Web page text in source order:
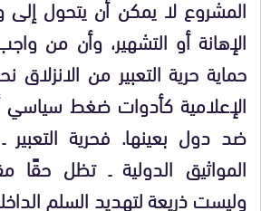
المشروع لا يمكن أن يتحول إلى
الإهانة أو التشهير، وأن من
حماية حرية التعبير من الانزلاق
الإعلامية كأدوات ضغط
ضد دول بعينها. فحرية
المواثيق الدولية ـ تظل حقًا
وليست ذريعة لتهديد السلم